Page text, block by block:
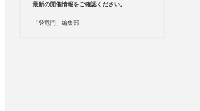
最新の開催情報をご確認ください。
「登竜門」編集部